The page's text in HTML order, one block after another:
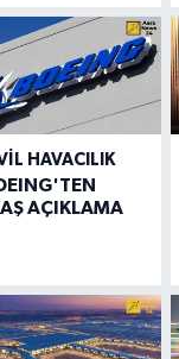
HAVACILIK
AÇIKLAMA